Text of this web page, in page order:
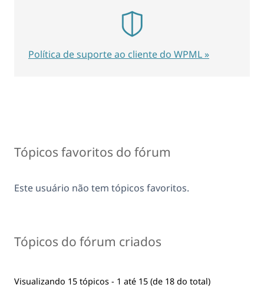
Tópicos favoritos do fórum
Este usuário não tem tópicos favoritos.
Tópicos do fórum criados
Visualizando 15 tópicos - 1 até 15 (de 18 do total)
Política de suporte ao cliente do WPML »